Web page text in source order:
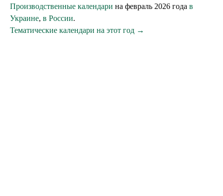
Производственные календари на февраль 2026 года в
Украине, в России.
Тематические календари на этот год →